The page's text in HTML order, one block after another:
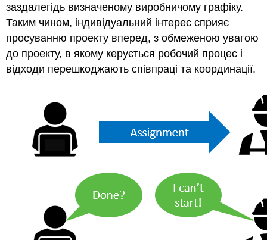
заздалегідь визначеному виробничому графіку.
Таким чином, індивідуальний інтерес сприяє
просуванню проекту вперед, з обмеженою увагою
до проекту, в якому керується робочий процес і
відходи перешкоджають співпраці та координації.